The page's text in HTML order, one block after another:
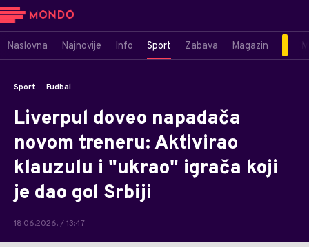
Naslovna Najnovije Info Sport Zabava Magazin
Sport Fudbal
Liverpul doveo napadača
novom treneru: Aktivirao
klauzulu i "ukrao" igrača koji
je dao gol Srbiji
18.06.2026. / 13:47